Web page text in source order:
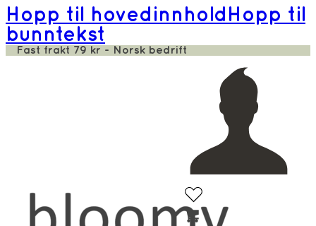
Hopp til hovedinnhold Hopp til
bunntekst
Fast frakt 79 kr - Norsk bedrift